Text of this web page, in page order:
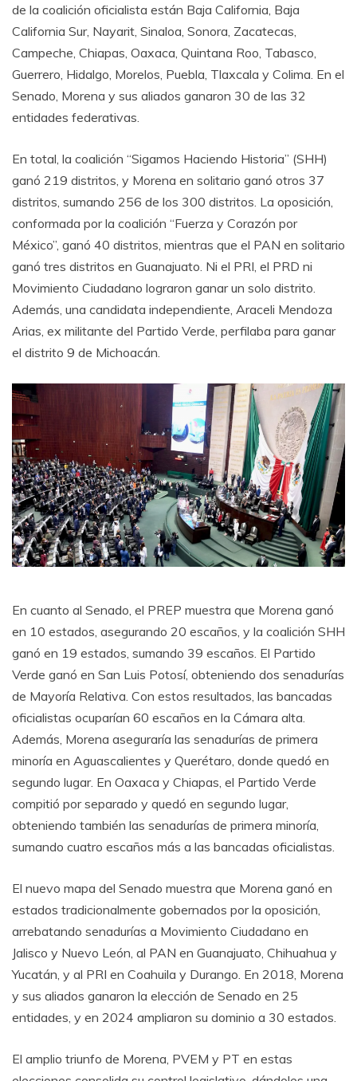
de la coalición oficialista están Baja California, Baja
California Sur, Nayarit, Sinaloa, Sonora, Zacatecas,
Campeche, Chiapas, Oaxaca, Quintana Roo, Tabasco,
Guerrero, Hidalgo, Morelos, Puebla, Tlaxcala y Colima. En el
Senado, Morena y sus aliados ganaron 30 de las 32
entidades federativas.
En total, la coalición “Sigamos Haciendo Historia” (SHH)
ganó 219 distritos, y Morena en solitario ganó otros 37
distritos, sumando 256 de los 300 distritos. La oposición,
conformada por la coalición “Fuerza y Corazón por
México”, ganó 40 distritos, mientras que el PAN en solitario
ganó tres distritos en Guanajuato. Ni el PRI, el PRD ni
Movimiento Ciudadano lograron ganar un solo distrito.
Además, una candidata independiente, Araceli Mendoza
Arias, ex militante del Partido Verde, perfilaba para ganar
el distrito 9 de Michoacán.
En cuanto al Senado, el PREP muestra que Morena ganó
en 10 estados, asegurando 20 escaños, y la coalición SHH
ganó en 19 estados, sumando 39 escaños. El Partido
Verde ganó en San Luis Potosí, obteniendo dos senadurías
de Mayoría Relativa. Con estos resultados, las bancadas
oficialistas ocuparían 60 escaños en la Cámara alta.
Además, Morena aseguraría las senadurías de primera
minoría en Aguascalientes y Querétaro, donde quedó en
segundo lugar. En Oaxaca y Chiapas, el Partido Verde
compitió por separado y quedó en segundo lugar,
obteniendo también las senadurías de primera minoría,
sumando cuatro escaños más a las bancadas oficialistas.
El nuevo mapa del Senado muestra que Morena ganó en
estados tradicionalmente gobernados por la oposición,
arrebatando senadurías a Movimiento Ciudadano en
Jalisco y Nuevo León, al PAN en Guanajuato, Chihuahua y
Yucatán, y al PRI en Coahuila y Durango. En 2018, Morena
y sus aliados ganaron la elección de Senado en 25
entidades, y en 2024 ampliaron su dominio a 30 estados.
El amplio triunfo de Morena, PVEM y PT en estas